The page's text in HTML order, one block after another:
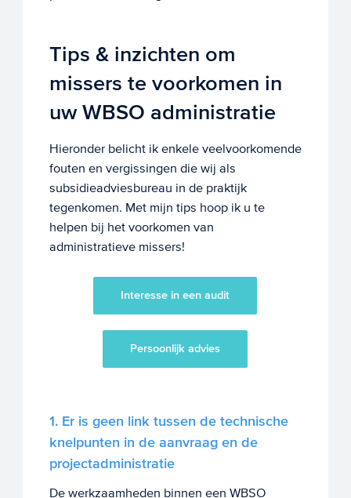
Tips & inzichten om
missers te voorkomen in
uw WBSO administratie
Hieronder belicht ik enkele veelvoorkomende
fouten en vergissingen die wij als
subsidieadviesbureau in de praktijk
tegenkomen. Met mijn tips hoop ik u te
helpen bij het voorkomen van
administratieve missers!
Interesse in een audit
Persoonlijk advies
1. Er is geen link tussen de technische
knelpunten in de aanvraag en de
projectadministratie
De werkzaamheden binnen een WBSO